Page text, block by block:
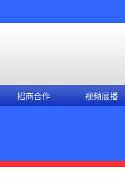
招商合作 视频展播